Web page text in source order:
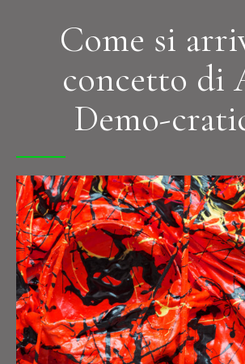
Come si
concetto di
Demo-